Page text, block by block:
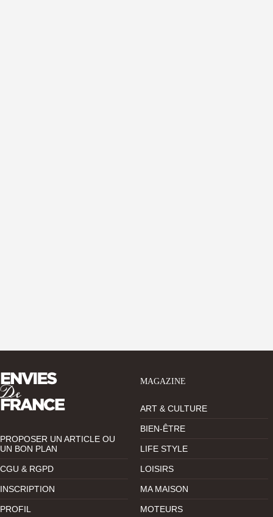
PROPOSER UN ARTICLE OU
UN BON PLAN
CGU & RGPD
INSCRIPTION
PROFIL
MAGAZINE
ART & CULTURE
BIEN-ÊTRE
LIFE STYLE
LOISIRS
MA MAISON
MOTEURS